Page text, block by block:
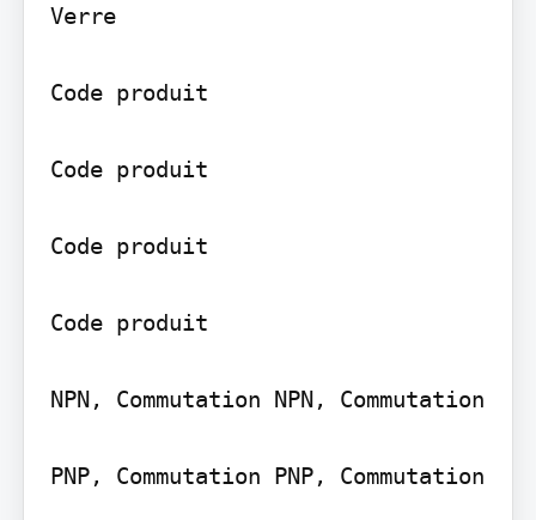
Verre
Code produit
Code produit
Code produit
Code produit
NPN, Commutation NPN, Commutation
PNP, Commutation PNP, Commutation